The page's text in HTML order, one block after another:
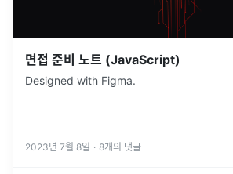
면접 준비 노트 (JavaScript)
Designed with Figma.
2023년 7월 8일 · 8개의 댓글